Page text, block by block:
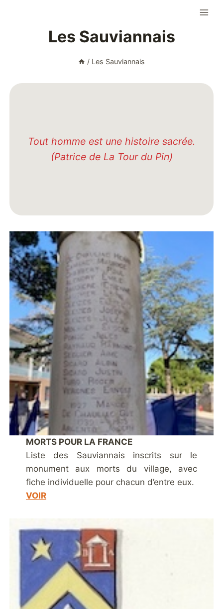
Les Sauviannais
/ Les Sauviannais
Tout homme est une histoire sacrée.
(Patrice de La Tour du Pin)
MORTS POUR LA FRANCE
Liste des Sauviannais inscrits sur le
monument aux morts du village, avec
fiche individuelle pour chacun d’entre eux.
VOIR